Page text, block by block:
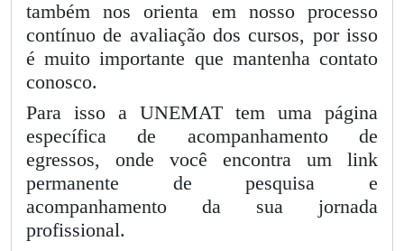
também nos orienta em nosso processo
contínuo de avaliação dos cursos, por isso
é muito importante que mantenha contato
conosco.
Para isso a UNEMAT tem uma página
específica de acompanhamento de
egressos, onde você encontra um link
permanente de pesquisa e
acompanhamento da sua jornada
profissional.